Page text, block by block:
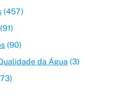
(457)
(91)
(90)
da Água (3)